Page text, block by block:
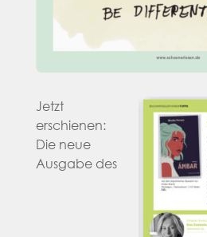
Jetzt
erschienen:
Die neue
Ausgabe des